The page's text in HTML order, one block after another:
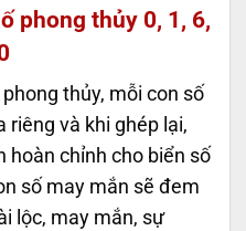
phong thủy 0, 1, 6,
thủy, mỗi con số
riêng và khi ghép lại,
hoàn chỉnh cho biển số
số may mắn sẽ đem
lộc, may mắn, sự